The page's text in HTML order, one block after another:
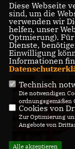
ausgeprägtes
Diese Webseite
sind, um die
verwenden wir
helfen, unser
Optmierung).
Dienste,
Einwilligung
Informationen
Technisch
Die notwendigen
ordnungsgemäßen
Cookies von
Zur Optimierung
Angebote von
Alle akzeptieren